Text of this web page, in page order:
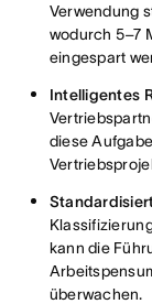
Verwendung
wodurch 5–7
eingespart
Intelligentes
diese
kann die
überwachen.